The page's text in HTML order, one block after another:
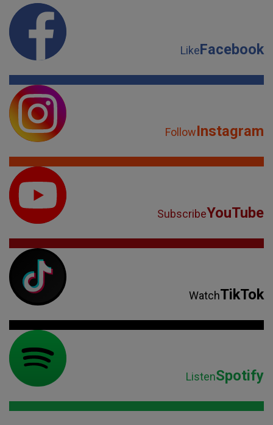
LikeFacebook
FollowInstagram
SubscribeYouTube
WatchTikTok
ListenSpotify